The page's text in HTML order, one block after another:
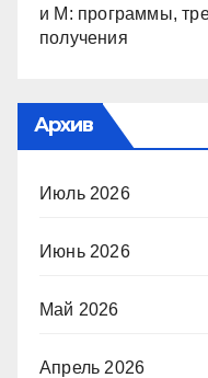
и M: программы,
получения
Архив
Июль 2026
Июнь 2026
Май 2026
Апрель 2026